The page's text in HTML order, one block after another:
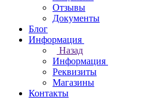
Отзывы
Документы
Блог
Информация
Назад
Информация
Реквизиты
Магазины
Контакты